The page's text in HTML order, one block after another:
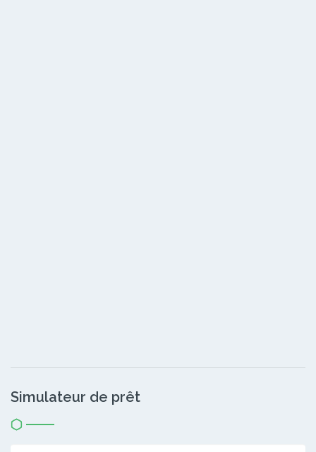
Simulateur de prêt